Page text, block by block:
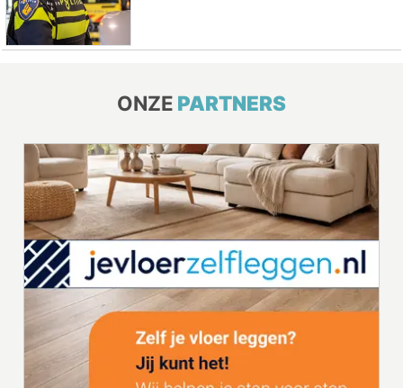
ONZE PARTNERS